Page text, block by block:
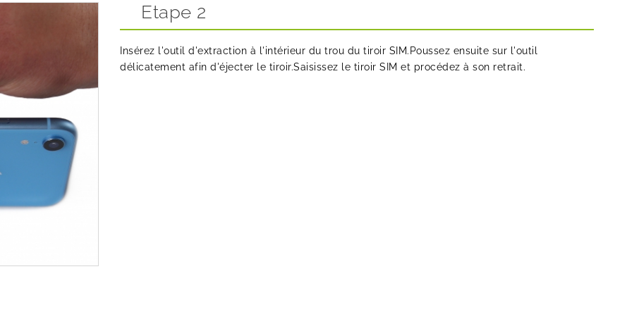
Etape 2
Insérez l'outil d'extraction à l'intérieur du trou du tiroir SIM.Poussez ensuite sur l'outil
délicatement afin d'éjecter le tiroir.Saisissez le tiroir SIM et procédez à son retrait.